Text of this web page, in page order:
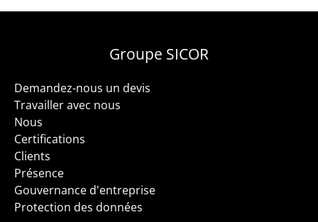
Groupe SICOR
Demandez-nous un devis
Travailler avec nous
Nous
Certifications
Clients
Présence
Gouvernance d'entreprise
Protection des données